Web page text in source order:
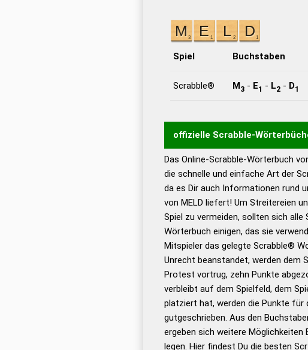
Spiel Buchstaben
Scrabble® M3- E1 - L2- D1
offizielle Scrabble-
Wortwurzel liefert mit Hilfe
Wortanalyse-Algorithmus gute
Wortbedeutung, Worttrennung
Gültigkeit eines Wortes für das
bestimmen! zugelassene Turnier
Wörterbücher sind:
Duden –
Bänden
Duden –
Deutsch
Duden – Die
Das Online-Scrabble-Wörterbuch
die schnelle und einfache Art der
da es Dir auch Informationen rund
von MELD liefert! Um Streitereien
Spiel zu vermeiden, sollten sich alle
Wörterbuch einigen, das sie
Mitspieler das gelegte Scrabble®
Unrecht beanstandet, werden dem
Protest vortrug, zehn Punkte
verbleibt auf dem Spielfeld, dem
platziert hat, werden die Punkte für
gutgeschrieben. Aus den
ergeben sich weitere Möglichkeiten
legen. Hier findest Du die besten